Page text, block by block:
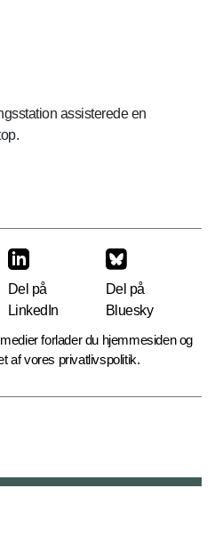
assisterede en
Del på
LinkedIn
Del på
Bluesky
forlader du hjemmesiden og
af vores privatlivspolitik.